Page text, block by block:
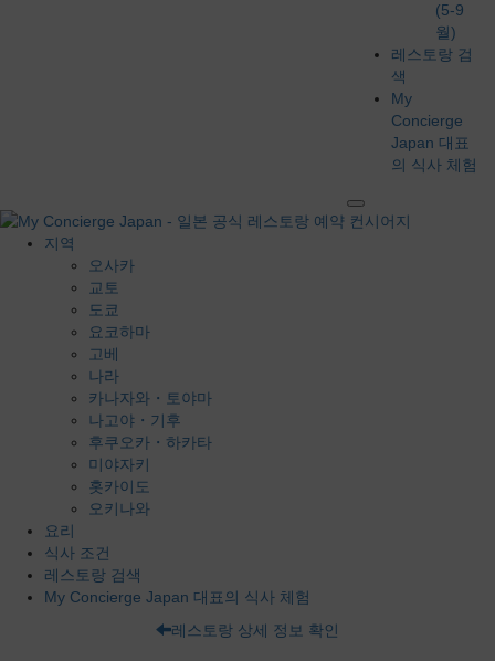
(5-9
월)
레스토랑 검
색
My
Concierge
Japan 대표
의 식사 체험
지역
오사카
교토
도쿄
요코하마
고베
나라
카나자와・토야마
나고야・기후
후쿠오카・하카타
미야자키
홋카이도
오키나와
요리
식사 조건
레스토랑 검색
My Concierge Japan 대표의 식사 체험
레스토랑 상세 정보 확인